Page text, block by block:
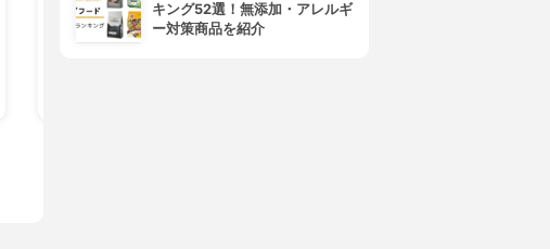
Nespresso(ネスプレッソ)
エッセンサ ミニ C30
Nestle(ネスレ)
キング52選！無添加・アレルギ
ー対策商品を紹介